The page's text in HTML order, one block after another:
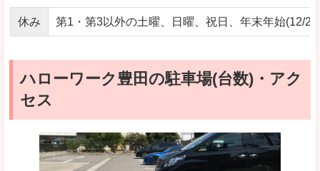
休み 第1・第3以外の土曜、日曜、祝日、年末年始(12/29
ハローワーク豊田の駐車場(台数)・アク
セス